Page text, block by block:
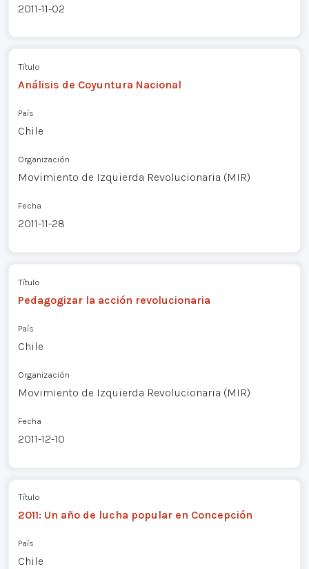
2011-11-02
Título
Análisis de Coyuntura Nacional
País
Chile
Organización
Movimiento de Izquierda Revolucionaria (MIR)
Fecha
2011-11-28
Título
Pedagogizar la acción revolucionaria
País
Chile
Organización
Movimiento de Izquierda Revolucionaria (MIR)
Fecha
2011-12-10
Título
2011: Un año de lucha popular en Concepción
País
Chile